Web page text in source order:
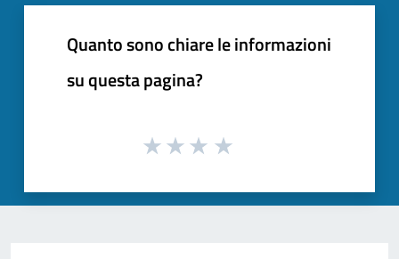
Quanto sono chiare le informazioni
su questa pagina?